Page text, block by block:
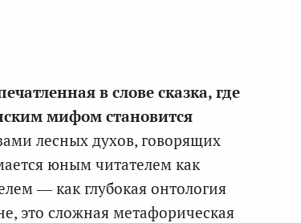
в слове сказка, где
мифом становится
лесных духов, говорящих
юным читателем как
— как глубокая онтология
это сложная метафорическая